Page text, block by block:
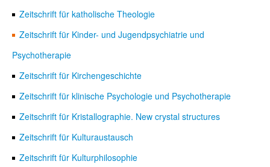
Zeitschrift für katholische Theologie
Zeitschrift für Kinder- und Jugendpsychiatrie und
Psychotherapie
Zeitschrift für Kirchengeschichte
Zeitschrift für klinische Psychologie und Psychotherapie
Zeitschrift für Kristallographie. New crystal structures
Zeitschrift für Kulturaustausch
Zeitschrift für Kulturphilosophie